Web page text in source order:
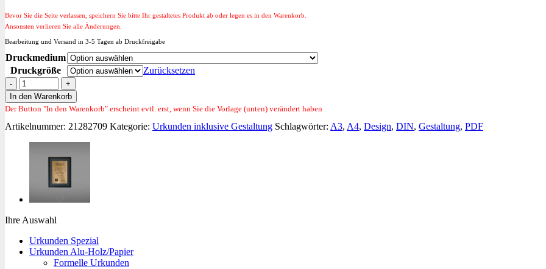
Bevor Sie die Seite verlassen, speichern Sie bitte Ihr gestaltetes Produkt ab oder legen es in den Warenkorb.
Ansonsten verlieren Sie alle Änderungen.
Bearbeitung und Versand in 3-5 Tagen ab Druckfreigabe
Druckmedium
Druckgröße
Zurücksetzen
Urkunde
inkl.
Gestaltung
Menge
In den Warenkorb
Der Button "In den Warenkorb" erscheint evtl. erst, wenn Sie die Vorlage (unten) verändert haben
Artikelnummer: 21282709 Kategorie: Urkunden inklusive Gestaltung Schlagwörter: A3, A4, Design, DIN, Gestaltung, PDF
Ihre Auswahl
Urkunden Spezial
Urkunden Alu-Holz/Papier
Formelle Urkunden